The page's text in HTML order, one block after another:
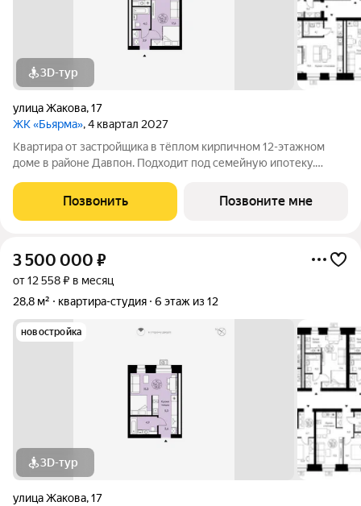
3D-тур
улица Жакова,17
ЖК «Бьярма», 4 квартал 2027
Квартира от застройщика в тёплом кирпичном 12-этажном
доме в районе Давпон. Подходит под семейную ипотеку.
безопасности. Студия свободной планировки. Два окна с
низкими подоконниками.
Позвонить Позвоните мне
3 500 000 ₽
от 12 558 ₽ в месяц
28,8 м²
квартира-студия 6 этаж из 12
новостройка
3D-тур
улица Жакова,17